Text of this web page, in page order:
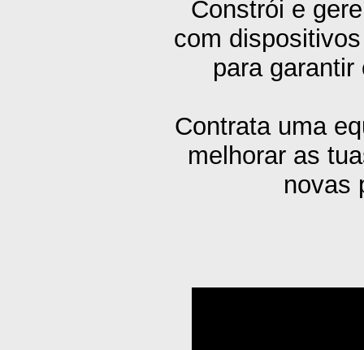
Constrói e
com
para
Contrata uma
melhorar as
novas